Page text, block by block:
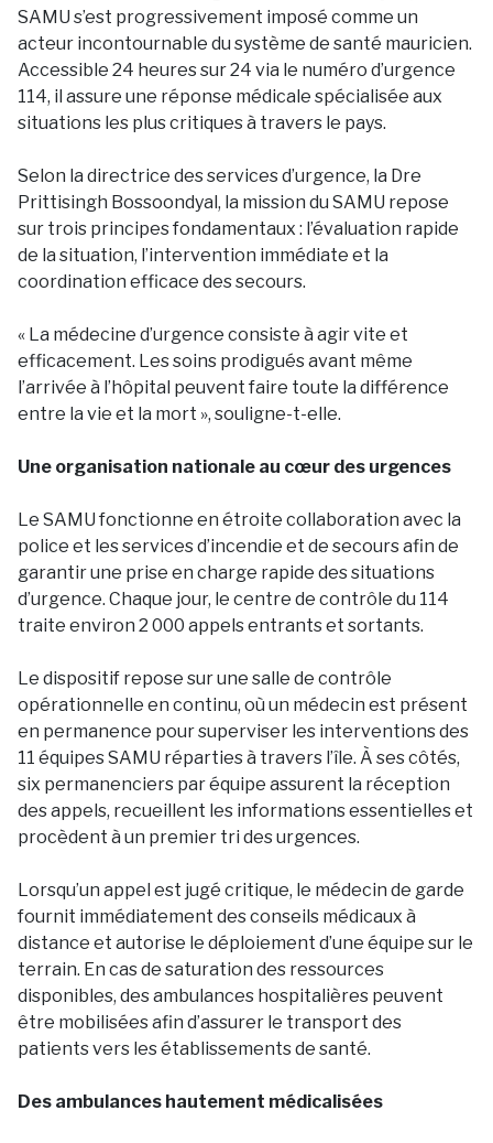
SAMU s’est progressivement imposé comme un
acteur incontournable du système de santé mauricien.
Accessible 24 heures sur 24 via le numéro d’urgence
114, il assure une réponse médicale spécialisée aux
situations les plus critiques à travers le pays.
Selon la directrice des services d’urgence, la Dre
Prittisingh Bossoondyal, la mission du SAMU repose
sur trois principes fondamentaux : l’évaluation rapide
de la situation, l’intervention immédiate et la
coordination efficace des secours.
« La médecine d’urgence consiste à agir vite et
efficacement. Les soins prodigués avant même
l’arrivée à l’hôpital peuvent faire toute la différence
entre la vie et la mort », souligne-t-elle.
Une organisation nationale au cœur des urgences
Le SAMU fonctionne en étroite collaboration avec la
police et les services d’incendie et de secours afin de
garantir une prise en charge rapide des situations
d’urgence. Chaque jour, le centre de contrôle du 114
traite environ 2 000 appels entrants et sortants.
Le dispositif repose sur une salle de contrôle
opérationnelle en continu, où un médecin est présent
en permanence pour superviser les interventions des
11 équipes SAMU réparties à travers l’île. À ses côtés,
six permanenciers par équipe assurent la réception
des appels, recueillent les informations essentielles et
procèdent à un premier tri des urgences.
Lorsqu’un appel est jugé critique, le médecin de garde
fournit immédiatement des conseils médicaux à
distance et autorise le déploiement d’une équipe sur le
terrain. En cas de saturation des ressources
disponibles, des ambulances hospitalières peuvent
être mobilisées afin d’assurer le transport des
patients vers les établissements de santé.
Des ambulances hautement médicalisées